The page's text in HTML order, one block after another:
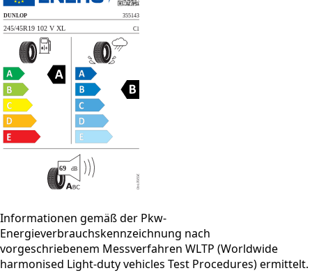
Informationen gemäß der Pkw-
Energieverbrauchskennzeichnung nach
vorgeschriebenem Messverfahren WLTP (Worldwide
harmonised Light-duty vehicles Test Procedures) ermittelt.